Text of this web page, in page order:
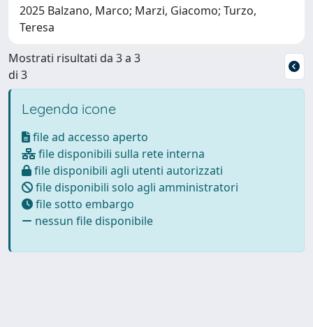
2025 Balzano, Marco; Marzi, Giacomo; Turzo,
Teresa
Mostrati risultati da 3 a 3
di 3
Legenda icone
file ad accesso aperto
file disponibili sulla rete interna
file disponibili agli utenti autorizzati
file disponibili solo agli amministratori
file sotto embargo
nessun file disponibile